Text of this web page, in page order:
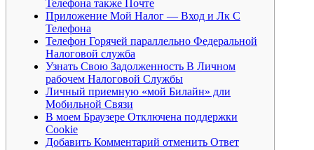
Телефона также Почте
Приложение Мой Налог — Вход и Лк С
Телефона
Телефон Горячей параллельно Федеральной
Налоговой служба
Узнать Свою Задолженность В Личном
рабочем Налоговой Службы
Личный приемную «мой Билайн» дли
Мобильной Связи
В моем Браузере Отключена поддержки
Cookie
Добавить Комментарий отменить Ответ